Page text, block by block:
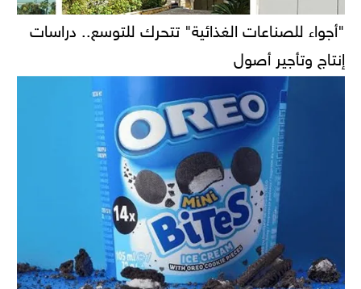
"أجواء للصناعات الغذائية" تتحرك للتوسع.. دراسات
إنتاج وتأجير أصول